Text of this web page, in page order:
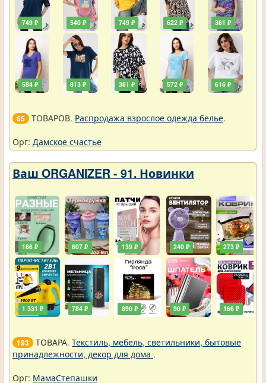
749 ₽
584 ₽
540 ₽
813 ₽
749 ₽
381 ₽
622 ₽
572 ₽
381 ₽
616 ₽
65 ТОВАРОВ. Распродажа взрослое одежда белье.
Орг: Дамское счастье
Ваш ORGANIZER - 91. Новинки
166 ₽
1 331 ₽
607 ₽
784 ₽
139 ₽
890 ₽
240 ₽
90 ₽
273 ₽
166 ₽
193 ТОВАРА. Текстиль, мебель, светильники, бытовые
принадлежности, декор для дома .
Орг: МамаСтепашки